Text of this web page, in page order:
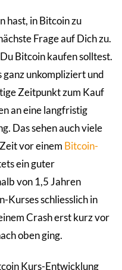
hast, in Bitcoin zu
Frage auf Dich zu.
Bitcoin kaufen solltest.
ganz unkompliziert und
Zeitpunkt zum Kauf
an eine langfristig
Das sehen auch viele
vor einem Bitcoin-
ein guter
von 1,5 Jahren
Kurses schliesslich in
Crash erst kurz vor
oben ging.
Kurs-Entwicklung